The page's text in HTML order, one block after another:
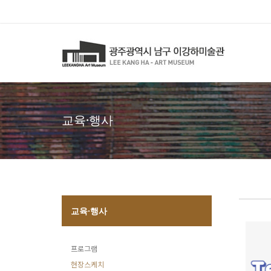
교육·행사
교육·행사
프로그램
현장스케치